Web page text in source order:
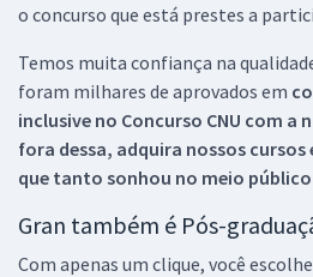
o concurso que está prestes a
Temos muita confiança na
foram milhares de aprovados em
inclusive no Concurso CNU com a
fora dessa, adquira nossos cursos
que tanto sonhou no meio
Gran também é Pós-
Com apenas um clique, você